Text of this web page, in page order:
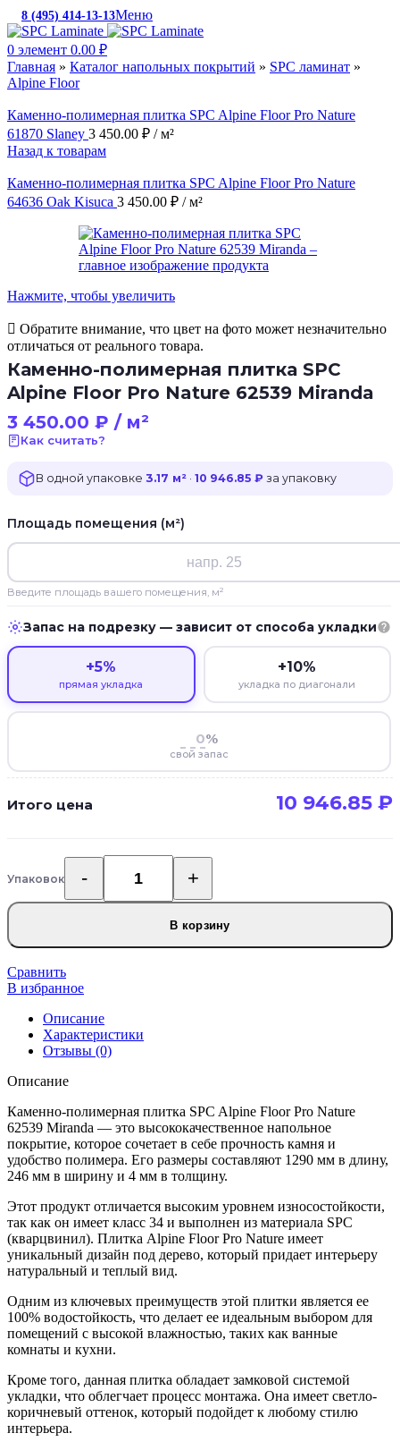
8 (495) 414-13-13Меню
0 элемент 0.00 ₽
Главная » Каталог напольных покрытий » SPC ламинат »
Alpine Floor
Каменно-полимерная плитка SPC Alpine Floor Pro Nature
61870 Slaney 3 450.00 ₽ / м²
Назад к товарам
Каменно-полимерная плитка SPC Alpine Floor Pro Nature
64636 Oak Kisuca 3 450.00 ₽ / м²
Нажмите, чтобы увеличить
Обратите внимание, что цвет на фото может незначительно
отличаться от реального товара.
Каменно-полимерная плитка SPC
Alpine Floor Pro Nature 62539 Miranda
3 450.00 ₽ / м²
Как считать?
В одной упаковке 3.17 м² · 10 946.85 ₽ за упаковку
Площадь помещения (м²)
Введите площадь вашего помещения, м²
Запас на подрезку — зависит от способа укладки
+5%
прямая укладка
+10%
укладка по диагонали
%
свой запас
Итого цена 10 946.85 ₽
УпаковокКоличество
товара
плитка
SPC
Alpine
Pro
Nature
62539
В корзину
Сравнить
В избранное
Описание
Характеристики
Отзывы (0)
Описание
Каменно-полимерная плитка SPC Alpine Floor Pro Nature
62539 Miranda — это высококачественное напольное
покрытие, которое сочетает в себе прочность камня и
удобство полимера. Его размеры составляют 1290 мм в длину,
246 мм в ширину и 4 мм в толщину.
Этот продукт отличается высоким уровнем износостойкости,
так как он имеет класс 34 и выполнен из материала SPC
(кварцвинил). Плитка Alpine Floor Pro Nature имеет
уникальный дизайн под дерево, который придает интерьеру
натуральный и теплый вид.
Одним из ключевых преимуществ этой плитки является ее
100% водостойкость, что делает ее идеальным выбором для
помещений с высокой влажностью, таких как ванные
комнаты и кухни.
Кроме того, данная плитка обладает замковой системой
укладки, что облегчает процесс монтажа. Она имеет светло-
коричневый оттенок, который подойдет к любому стилю
интерьера.